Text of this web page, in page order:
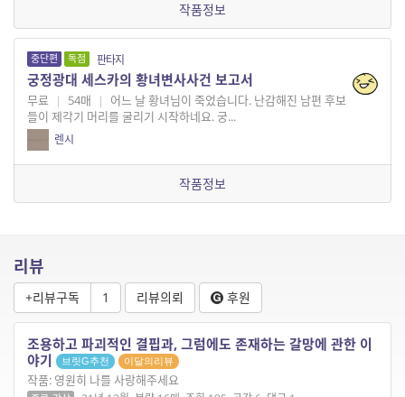
작품정보
중단편 독점 판타지
궁정광대 세스카의 황녀변사사건 보고서
무료 | 54매 |
어느 날 황녀님이 죽었습니다. 난감해진 남편 후보
들이 제각기 머리를 굴리기 시작하네요. 궁...
렌시
작품정보
리뷰
+리뷰구독 1 리뷰의뢰 후원
조용하고 파괴적인 결핍과, 그럼에도 존재하는 갈망에 관한 이
야기
브릿G추천 이달의리뷰
작품: 영원히 나를 사랑해주세요